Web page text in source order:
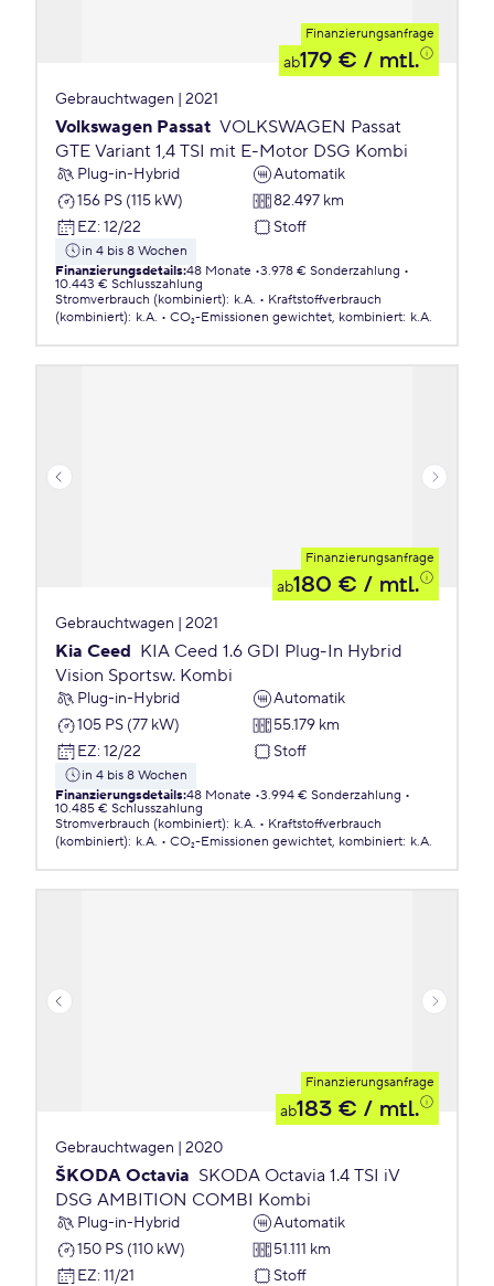
Finanzierungsanfrage
ab179 € / mtl.
Gebrauchtwagen | 2021
Volkswagen Passat VOLKSWAGEN Passat
GTE Variant 1,4 TSI mit E-Motor DSG Kombi
Plug-in-Hybrid
Automatik
156 PS (115 kW)
82.497 km
EZ: 12/22 Stoff
in 4 bis 8 Wochen
Finanzierungsdetails:48 Monate 3.978 € Sonderzahlung
10.443 € Schlusszahlung
Stromverbrauch (kombiniert): k.A.
Kraftstoffverbrauch
(kombiniert): k.A. CO₂-Emissionen gewichtet, kombiniert: k.A.
Finanzierungsanfrage
ab180 € / mtl.
Gebrauchtwagen | 2021
Kia Ceed KIA Ceed 1.6 GDI Plug-In Hybrid
Vision Sportsw. Kombi
Plug-in-Hybrid
Automatik
105 PS (77 kW)
55.179 km
EZ: 12/22 Stoff
in 4 bis 8 Wochen
Finanzierungsdetails:48 Monate 3.994 € Sonderzahlung
10.485 € Schlusszahlung
Stromverbrauch (kombiniert): k.A.
Kraftstoffverbrauch
(kombiniert): k.A. CO₂-Emissionen gewichtet, kombiniert: k.A.
Finanzierungsanfrage
ab183 € / mtl.
Gebrauchtwagen | 2020
ŠKODA Octavia SKODA Octavia 1.4 TSI iV
DSG AMBITION COMBI Kombi
Plug-in-Hybrid
Automatik
150 PS (110 kW)
51.111 km
EZ: 11/21 Stoff